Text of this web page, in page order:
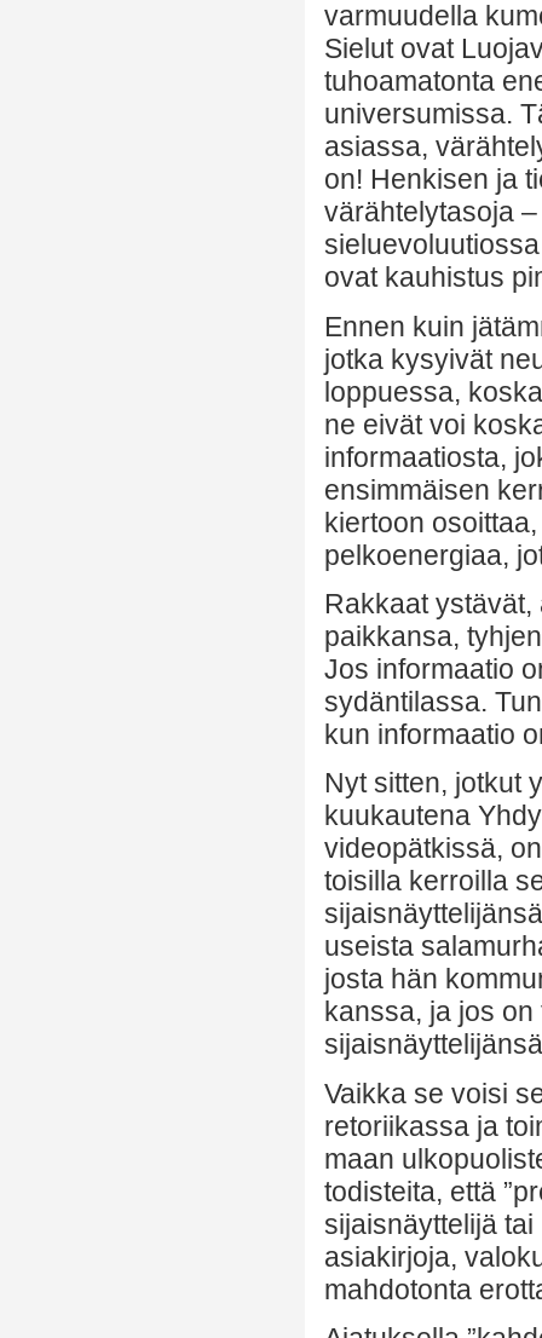
varmuudella
Sielut ovat
tuhoamatonta
universumissa.
asiassa,
on! Henkisen ja
värähtelytasoja
ovat kauhistus
Ennen kuin
jotka kysyivät
loppuessa,
ne eivät voi
informaatiosta,
ensimmäisen
kiertoon
pelkoenergiaa,
Rakkaat
paikkansa,
Jos informaatio
sydäntilassa.
kun informaatio
Nyt sitten, jotkut
kuukautena
videopätkissä,
toisilla kerroilla
useista
josta hän
kanssa, ja jos
Vaikka se voisi
retoriikassa ja
maan
todisteita, että
sijaisnäyttelijä
asiakirjoja,
mahdotonta